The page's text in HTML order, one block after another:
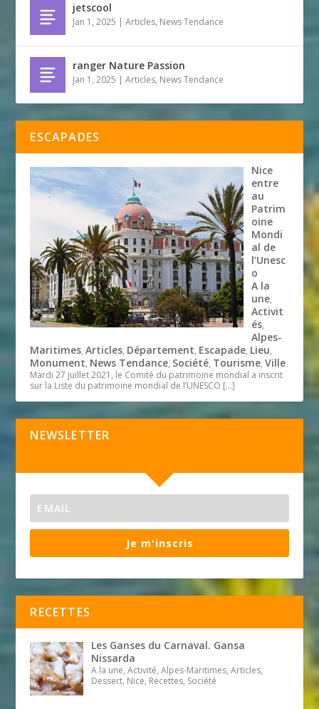
jetscool
Jan 1, 2025 |Articles, News Tendance
ranger Nature Passion
Jan 1, 2025 |Articles, News Tendance
ESCAPADES
Nice
entre
au
Patrim
oine
Mondi
al de
l’Unesc
o
A la
une,
Activit
és,
Alpes-
Maritimes,Articles, Département, Escapade, Lieu,
Monument, News Tendance, Société, Tourisme,Ville
Mardi 27 juillet 2021, le Comité du patrimoine mondial a inscrit
sur la Liste du patrimoine mondial de l’UNESCO […]
NEWSLETTER
Je m'inscris
RECETTES
Les Ganses du Carnaval. Gansa
Nissarda
A la une, Activité, Alpes-Maritimes, Articles,
Dessert, Nice, Recettes, Société